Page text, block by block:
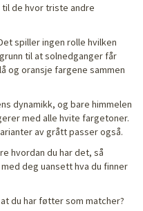
de hvor triste andre
spiller ingen rolle hvilken
til at solnedganger får
og oransje fargene sammen
dynamikk, og bare himmelen
med alle hvite fargetoner.
av grått passer også.
hvordan du har det, så
deg uansett hva du finner
du har føtter som matcher?